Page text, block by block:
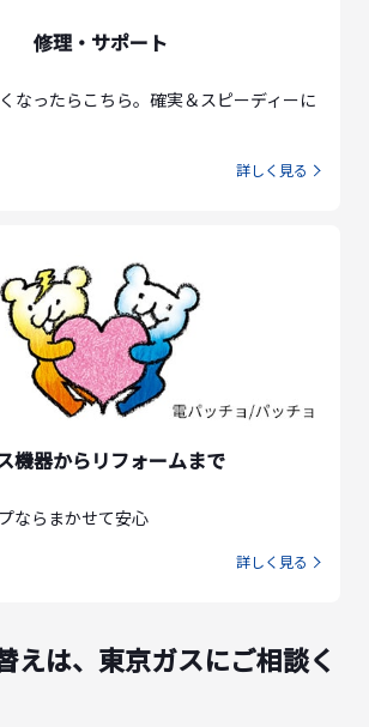
修理・サポート
なったらこちら。確実＆スピーディーに
詳しく見る
機器からリフォームまで
ならまかせて安心
詳しく見る
えは、東京ガスにご相談く